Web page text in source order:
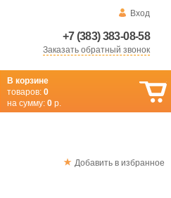
Вход
+7 (383) 383-08-58
Заказать обратный звонок
В корзине
товаров: 0
на сумму: 0 р.
Добавить в избранное